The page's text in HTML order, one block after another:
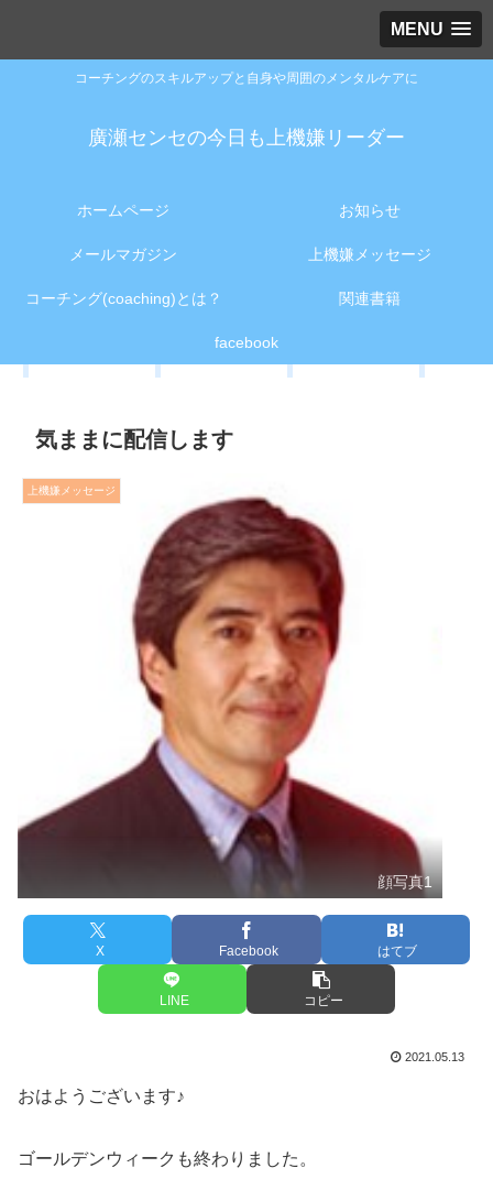
MENU
コーチングのスキルアップと自身や周囲のメンタルケアに
廣瀬センセの今日も上機嫌リーダー
ホームページ お知らせ
メールマガジン 上機嫌メッセージ
コーチング(coaching)とは？ 関連書籍
facebook
気ままに配信します
上機嫌メッセージ
顔写真1
X Facebook はてブ
LINE コピー
2021.05.13
おはようございます♪
ゴールデンウィークも終わりました。